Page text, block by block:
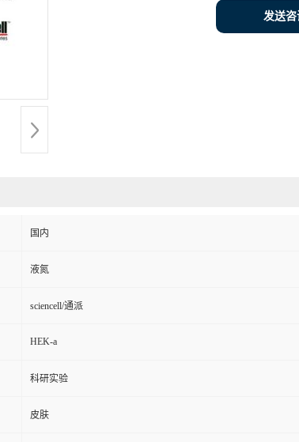
发送
国内
液氮
sciencell/通派
HEK-a
科研实验
皮肤